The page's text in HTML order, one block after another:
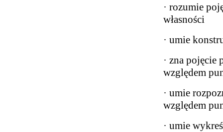
· rozumie
własności
· umie
· zna
względem
· umie
względem
· umie